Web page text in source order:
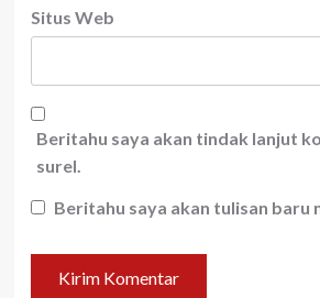
Situs Web
Beritahu saya akan tindak lanjut
surel.
Beritahu saya akan tulisan baru